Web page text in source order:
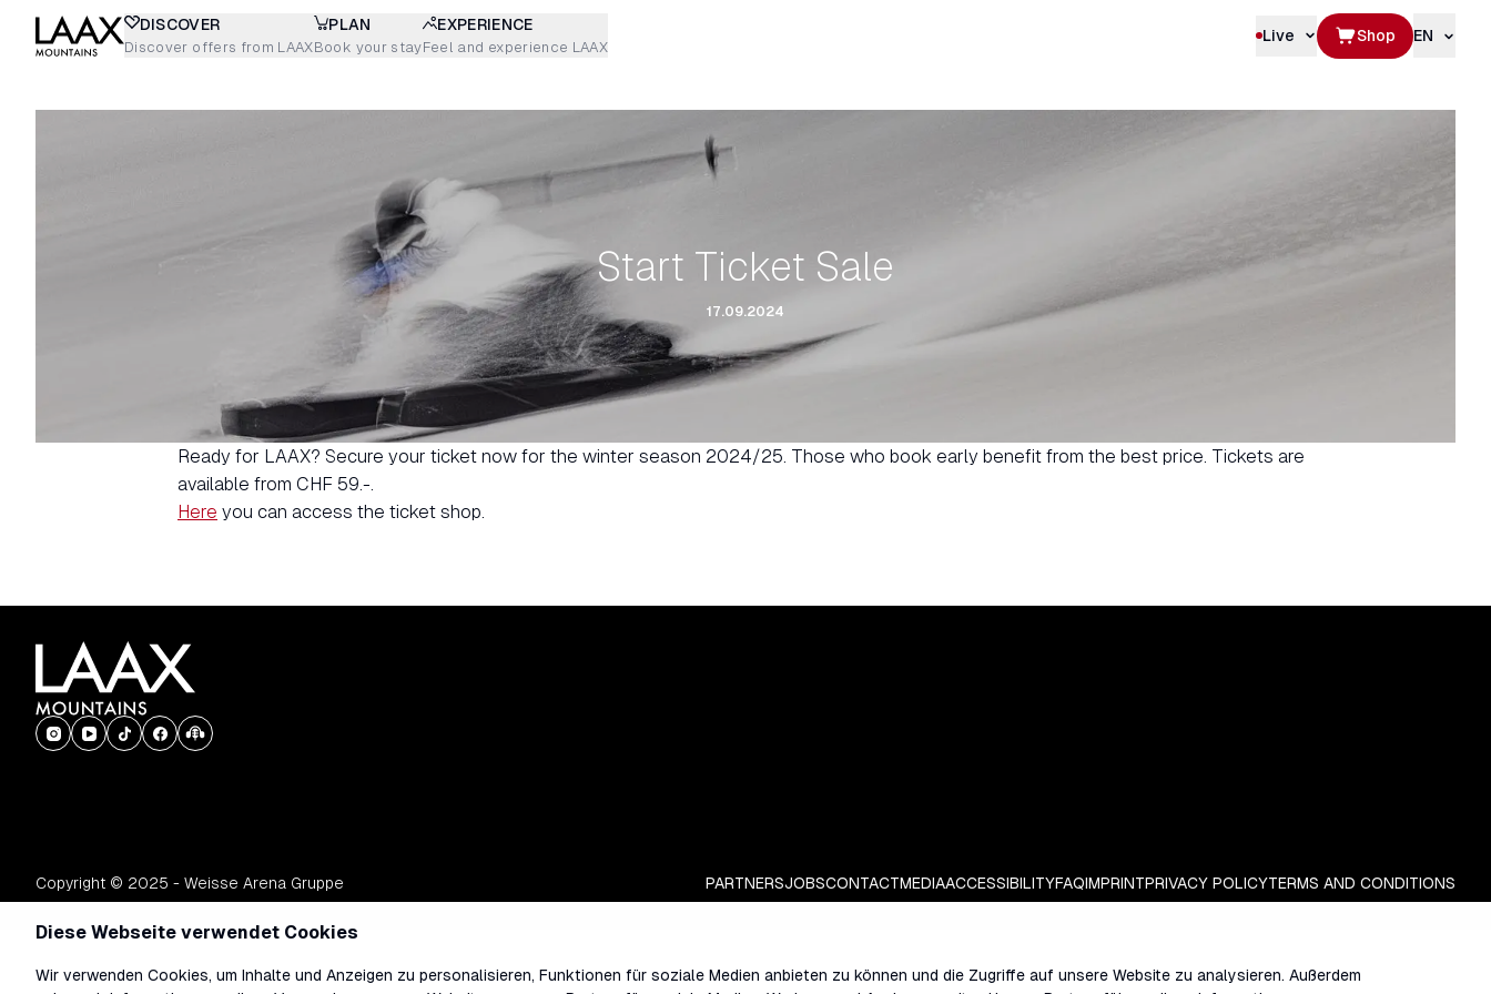
Diese Webseite verwendet Cookies
Wir verwenden Cookies, um Inhalte und Anzeigen zu personalisieren, Funktionen für soziale Medien anbieten zu können und die Zugriffe auf unsere Website zu analysieren. Außerdem
DISCOVER
Discover offers from LAAX
PLAN
Book your stay
EXPERIENCE
Feel and experience LAAX
Live Shop EN
Start Ticket Sale
17.09.2024
Ready for LAAX? Secure your ticket now for the winter season 2024/25. Those who book early benefit from the best price. Tickets are
available from CHF 59.-.
Here you can access the ticket shop.
Copyright © 2025 - Weisse Arena Gruppe PARTNERSJOBSCONTACTMEDIAACCESSIBILITYFAQIMPRINTPRIVACY POLICYTERMS AND CONDITIONS